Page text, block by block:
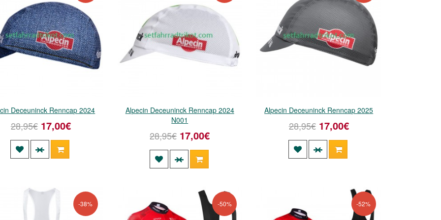
Deceuninck Renncap 2024
28,95€ 17,00€
Alpecin Deceuninck Renncap 2024
N001
28,95€ 17,00€
Alpecin Deceuninck Renncap 2025
28,95€ 17,00€
-38% -50% -52%